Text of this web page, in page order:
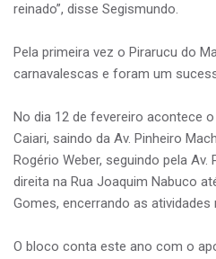
reinado”, disse Segismundo.
Pela primeira vez o Pirarucu do
carnavalescas e foram um
No dia 12 de fevereiro acontece
Caiari, saindo da Av. Pinheiro
Rogério Weber, seguindo pela
direita na Rua Joaquim Nabuco
Gomes, encerrando as atividades
O bloco conta este ano com o